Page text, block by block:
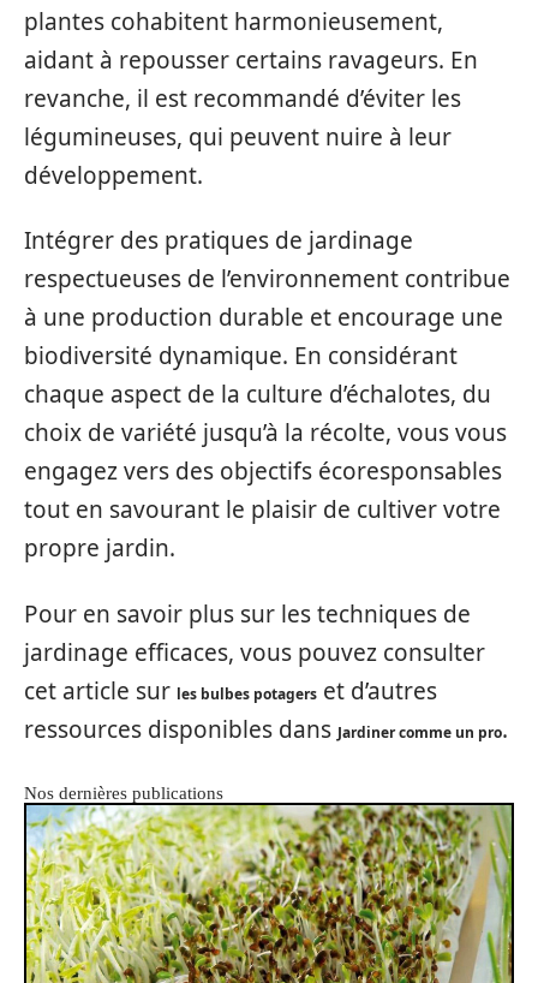
plantes cohabitent harmonieusement,
aidant à repousser certains ravageurs. En
revanche, il est recommandé d’éviter les
légumineuses, qui peuvent nuire à leur
développement.
Intégrer des pratiques de jardinage
respectueuses de l’environnement contribue
à une production durable et encourage une
biodiversité dynamique. En considérant
chaque aspect de la culture d’échalotes, du
choix de variété jusqu’à la récolte, vous vous
engagez vers des objectifs écoresponsables
tout en savourant le plaisir de cultiver votre
propre jardin.
Pour en savoir plus sur les techniques de
jardinage efficaces, vous pouvez consulter
cet article sur les bulbes potagers et d’autres
ressources disponibles dans Jardiner comme un pro.
Nos dernières publications